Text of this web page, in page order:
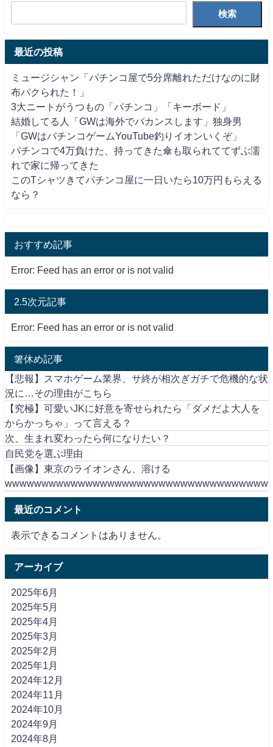
検索
最近の投稿
ミュージシャン「パチンコ屋で5分席離れただけなのに財
布パクられた！」
3大ニートがうつもの「パチンコ」「キーボード」
結婚してる人「GWは海外でバカンスします」独身男
「GWはパチンコゲームYouTube釣りイオンいくぞ」
パチンコで4万負けた、持ってきた傘も取られててずぶ濡
れで家に帰ってきた
このTシャツきてパチンコ屋に一日いたら10万円もらえる
なら？
おすすめ記事
Error: Feed has an error or is not valid
2.5次元記事
Error: Feed has an error or is not valid
箸休め記事
【悲報】スマホゲーム業界、サ終が相次ぎガチで危機的な状
況に…その理由がこちら
【究極】可愛いJKに好意を寄せられたら「ダメだよ大人を
からかっちゃ」って言える？
次、生まれ変わったら何になりたい？
自民党を選ぶ理由
【画像】東京のライオンさん、溶ける
wwwwwwwwwwwwwwwwwwwwwwwwwwwwwwwwwwww
最近のコメント
表示できるコメントはありません。
アーカイブ
2025年6月
2025年5月
2025年4月
2025年3月
2025年2月
2025年1月
2024年12月
2024年11月
2024年10月
2024年9月
2024年8月